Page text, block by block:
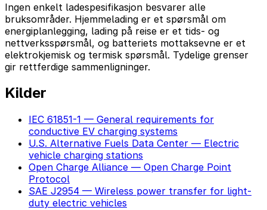
Ingen enkelt ladespesifikasjon besvarer alle
bruksområder. Hjemmelading er et spørsmål om
energiplanlegging, lading på reise er et tids- og
nettverksspørsmål, og batteriets mottaksevne er et
elektrokjemisk og termisk spørsmål. Tydelige grenser
gir rettferdige sammenligninger.
Kilder
IEC 61851-1 — General requirements for
conductive EV charging systems
U.S. Alternative Fuels Data Center — Electric
vehicle charging stations
Open Charge Alliance — Open Charge Point
Protocol
SAE J2954 — Wireless power transfer for light-
duty electric vehicles